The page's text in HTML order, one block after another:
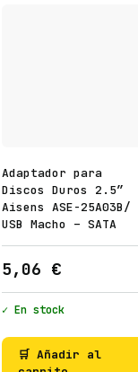
Adaptador para
Discos Duros 2.5″
Aisens ASE-25A03B/
USB Macho – SATA
5,06 €
✓ En stock
🛒 Añadir al